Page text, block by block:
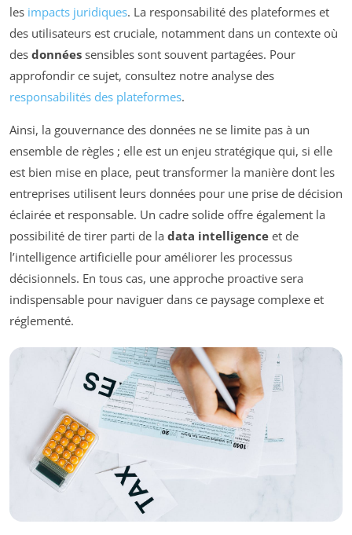
les impacts juridiques. La responsabilité des plateformes et
des utilisateurs est cruciale, notamment dans un contexte où
des données sensibles sont souvent partagées. Pour
approfondir ce sujet, consultez notre analyse des
responsabilités des plateformes.
Ainsi, la gouvernance des données ne se limite pas à un
ensemble de règles ; elle est un enjeu stratégique qui, si elle
est bien mise en place, peut transformer la manière dont les
entreprises utilisent leurs données pour une prise de décision
éclairée et responsable. Un cadre solide offre également la
possibilité de tirer parti de la data intelligence et de
l’intelligence artificielle pour améliorer les processus
décisionnels. En tous cas, une approche proactive sera
indispensable pour naviguer dans ce paysage complexe et
réglementé.